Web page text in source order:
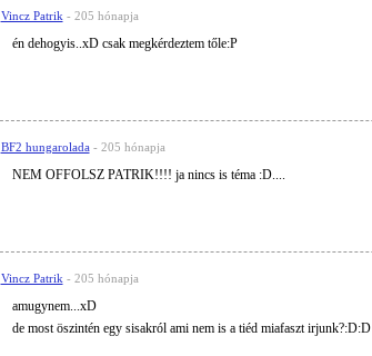
Vincz Patrik - 205 hónapja
én dehogyis..xD csak megkérdeztem tőle:P
BF2 hungarolada - 205 hónapja
NEM OFFOLSZ PATRIK!!!! ja nincs is téma :D....
Vincz Patrik - 205 hónapja
amugynem...xD
de most öszintén egy sisakról ami nem is a tiéd miafaszt irjunk?:D:D